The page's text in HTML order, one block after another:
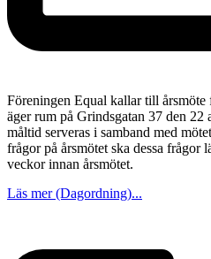
Föreningen Equal kallar till
äger rum på Grindsgatan 37 den
måltid serveras i samband med
frågor på årsmötet ska dessa frågor
veckor innan årsmötet.
Läs mer (Dagordning)...